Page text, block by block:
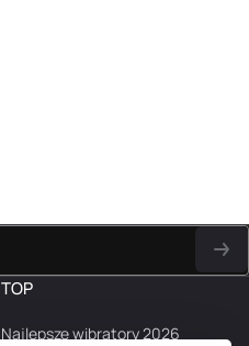
TOP
Najlepsze wibratory 2026